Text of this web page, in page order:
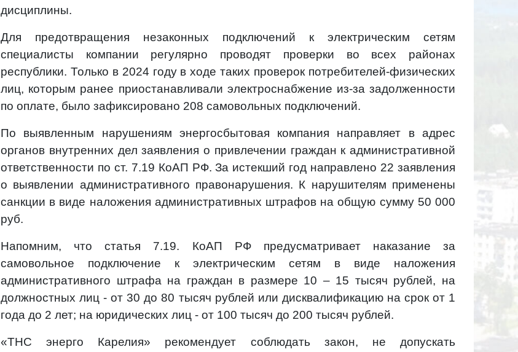
дисциплины.
Для предотвращения незаконных подключений к электрическим сетям
специалисты компании регулярно проводят проверки во всех районах
республики. Только в 2024 году в ходе таких проверок потребителей-физических
лиц, которым ранее приостанавливали электроснабжение из-за задолженности
по оплате, было зафиксировано 208 самовольных подключений.
По выявленным нарушениям энергосбытовая компания направляет в адрес
органов внутренних дел заявления о привлечении граждан к административной
ответственности по ст. 7.19 КоАП РФ. За истекший год направлено 22 заявления
о выявлении административного правонарушения. К нарушителям применены
санкции в виде наложения административных штрафов на общую сумму 50 000
руб.
Напомним, что статья 7.19. КоАП РФ предусматривает наказание за
самовольное подключение к электрическим сетям в виде наложения
административного штрафа на граждан в размере 10 – 15 тысяч рублей, на
должностных лиц - от 30 до 80 тысяч рублей или дисквалификацию на срок от 1
года до 2 лет; на юридических лиц - от 100 тысяч до 200 тысяч рублей.
«ТНС энерго Карелия» рекомендует соблюдать закон, не допускать